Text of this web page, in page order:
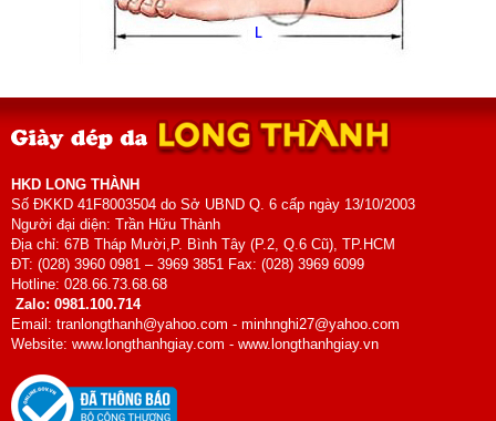
HKD LONG THÀNH
Số ĐKKD 41F8003504 do Sở UBND Q. 6 cấp ngày 13/10/2003
Người đại diện: Trần Hữu Thành
Địa chỉ: 67B Tháp Mười,P. Bình Tây (P.2, Q.6 Cũ), TP.HCM
ĐT: (028) 3960 0981 – 3969 3851 Fax: (028) 3969 6099
Hotline: 028.66.73.68.68
Zalo: 0981.100.714
Email: tranlongthanh@yahoo.com - minhnghi27@yahoo.com
Website: www.longthanhgiay.com - www.longthanhgiay.vn